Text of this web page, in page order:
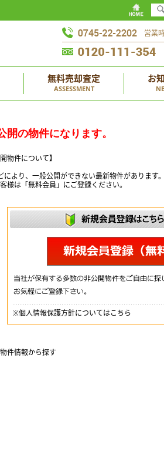
営業
無料売却査定
ASSESSMENT
お
開の物件になります。
物件について】
より、一般公開ができない最新物件があります。
様は「無料会員」にご登録ください。
※個人情報保護方針についてはこちら
件情報から探す